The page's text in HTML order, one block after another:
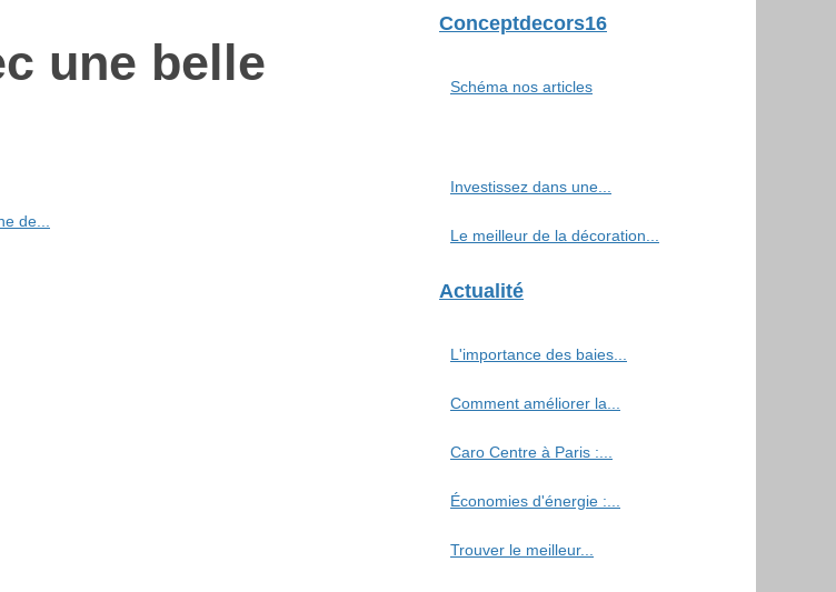
une belle
de...
Conceptdecors16
Schéma nos articles
Investissez dans une...
Le meilleur de la décoration...
Actualité
L'importance des baies...
Comment améliorer la...
Caro Centre à Paris :...
Économies d'énergie :...
Trouver le meilleur...